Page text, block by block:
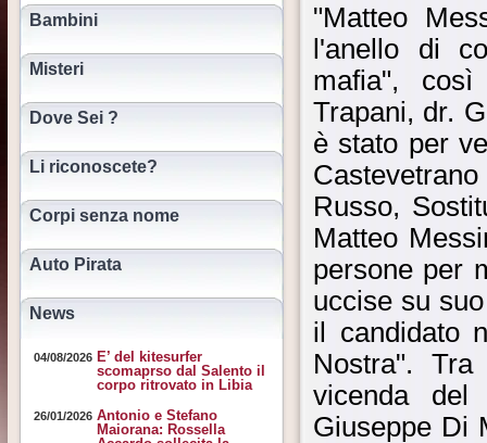
Bambini
Misteri
Dove Sei ?
Li riconoscete?
Corpi senza nome
Auto Pirata
News
04/08/2026 E’ del kitesurfer
scomaprso dal Salento il
corpo ritrovato in Libia
26/01/2026 Antonio e Stefano
Maiorana: Rossella
"Matteo
l'anello di
mafia",
Trapani, dr.
è stato per
Russo,
Matteo
persone per
uccise su
il candidato
Nostra".
vicenda del
Giuseppe Di